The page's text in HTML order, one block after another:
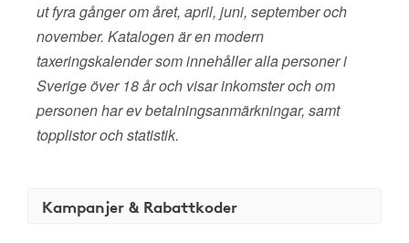
ut fyra gånger om året, april, juni, september och
november. Katalogen är en modern
taxeringskalender som innehåller alla personer i
Sverige över 18 år och visar inkomster och om
personen har ev betalningsanmärkningar, samt
topplistor och statistik.
Kampanjer & Rabattkoder